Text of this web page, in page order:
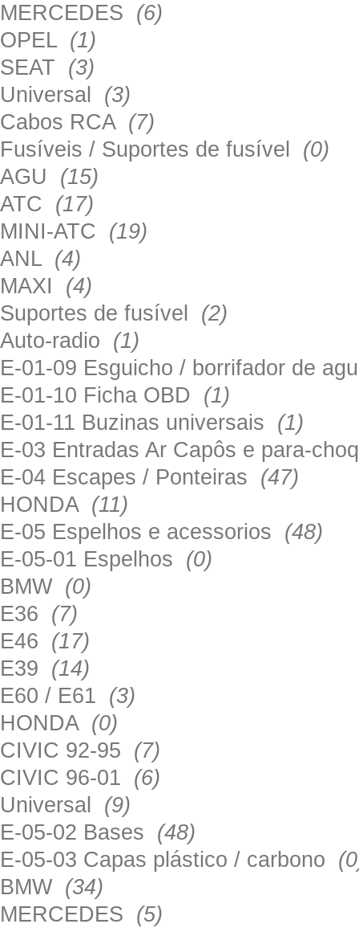
MERCEDES (6)
OPEL (1)
SEAT (3)
Universal (3)
Cabos RCA (7)
Fusíveis / Suportes de fusível (0)
AGU (15)
ATC (17)
MINI-ATC (19)
ANL (4)
MAXI (4)
Suportes de fusível (2)
Auto-radio (1)
E-01-09 Esguicho / borrifador de
E-01-10 Ficha OBD (1)
E-01-11 Buzinas universais (1)
E-03 Entradas Ar Capôs e para-
E-04 Escapes / Ponteiras (47)
HONDA (11)
E-05 Espelhos e acessorios (48)
E-05-01 Espelhos (0)
BMW (0)
E36 (7)
E46 (17)
E39 (14)
E60 / E61 (3)
HONDA (0)
CIVIC 92-95 (7)
CIVIC 96-01 (6)
Universal (9)
E-05-02 Bases (48)
E-05-03 Capas plástico / carbono
BMW (34)
MERCEDES (5)